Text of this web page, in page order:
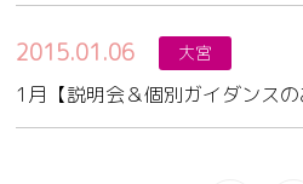
2015.01.06 大宮
1月【説明会＆個別ガイダンスの